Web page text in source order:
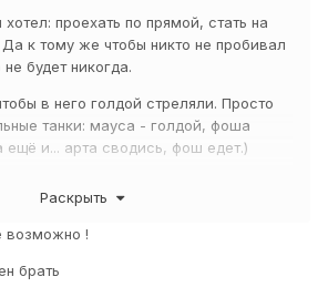
проехать по прямой, стать на
к тому же чтобы никто не пробивал
будет никогда.
в него голдой стреляли. Просто
танки: мауса - голдой, фоша
ещё и... арта сводись, фош едет.)
- как повезёт уже, рандом так
Раскрыть
возможно !
брать